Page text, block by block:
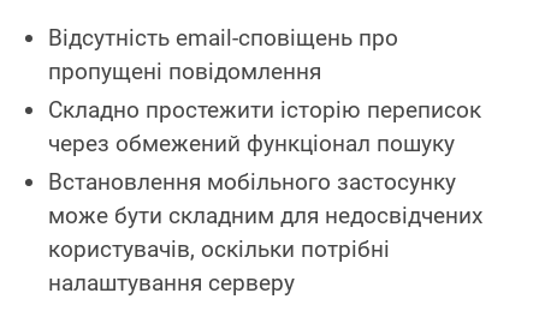
Відсутність email-сповіщень про
пропущені повідомлення
Складно простежити історію переписок
через обмежений функціонал пошуку
Встановлення мобільного застосунку
може бути складним для недосвідчених
користувачів, оскільки потрібні
налаштування серверу